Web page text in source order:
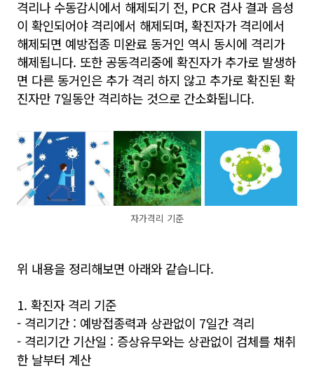
격리나 수동감시에서 해제되기 전, PCR 검사 결과 음성
이 확인되어야 격리에서 해제되며, 확진자가 격리에서
해제되면 예방접종 미완료 동거인 역시 동시에 격리가
해제됩니다. 또한 공동격리중에 확진자가 추가로 발생하
면 다른 동거인은 추가 격리 하지 않고 추가로 확진된 확
진자만 7일동안 격리하는 것으로 간소화됩니다.
자가격리 기준
위 내용을 정리해보면 아래와 같습니다.
1. 확진자 격리 기준
- 격리기간 : 예방접종력과 상관없이 7일간 격리
- 격리기간 기산일 : 증상유무와는 상관없이 검체를 채취
한 날부터 계산